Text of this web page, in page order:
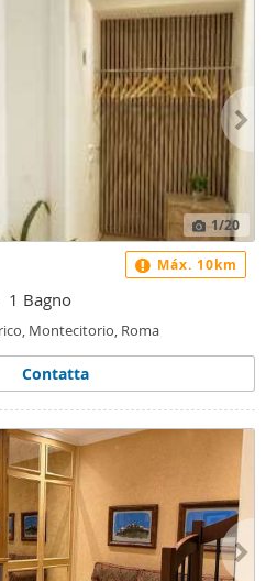
1/20
1 Bagno
Montecitorio, Roma
Contatta
Máx. 10km